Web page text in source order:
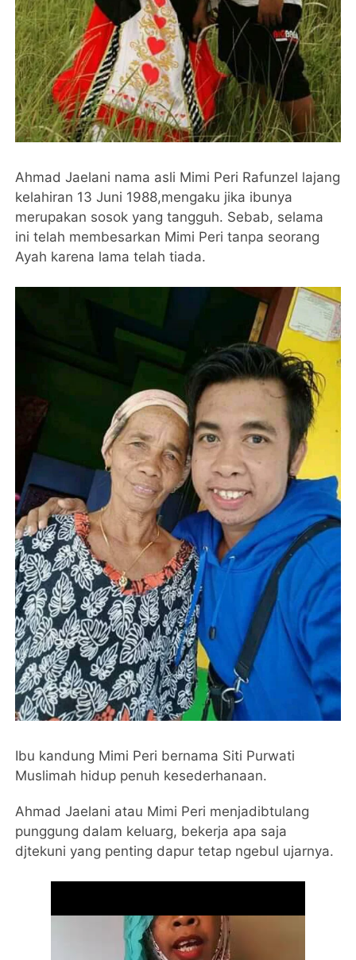
Ahmad Jaelani nama asli Mimi Peri Rafunzel lajang
kelahiran 13 Juni 1988,mengaku jika ibunya
merupakan sosok yang tangguh. Sebab, selama
ini telah membesarkan Mimi Peri tanpa seorang
Ayah karena lama telah tiada.
Ibu kandung Mimi Peri bernama Siti Purwati
Muslimah hidup penuh kesederhanaan.
Ahmad Jaelani atau Mimi Peri menjadibtulang
punggung dalam keluarg, bekerja apa saja
djtekuni yang penting dapur tetap ngebul ujarnya.